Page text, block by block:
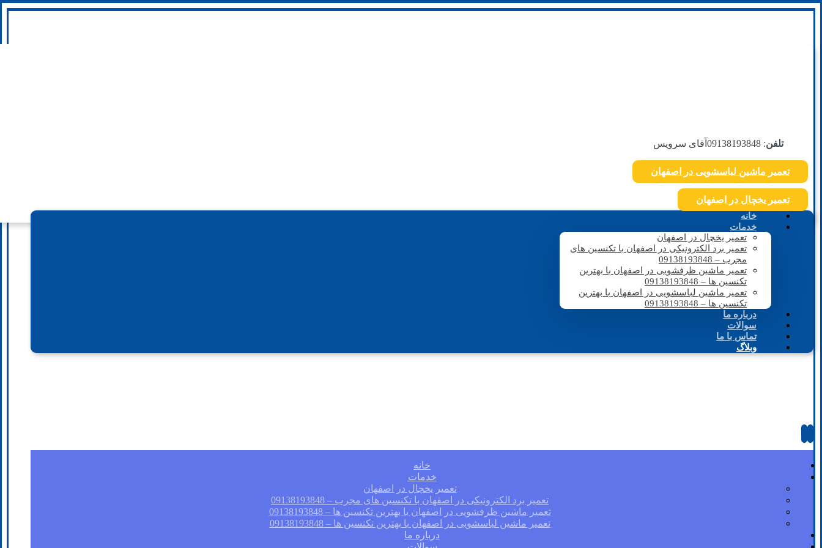
تلفن: 09138193848 آقای سرویس
تعمیر ماشین لباسشویی در اصفهان
تعمیر یخچال در اصفهان
خانه
خدمات
تعمیر یخچال در اصفهان
تعمیر برد الکترونیکی در اصفهان با تکنسین های
مجرب – 09138193848
تعمیر ماشین ظرفشویی در اصفهان با بهترین
تکنسین ها – 09138193848
تعمیر ماشین لباسشویی در اصفهان با بهترین
تکنسین ها – 09138193848
درباره ما
سوالات
تماس با ما
وبلاگ
خانه
خدمات
تعمیر یخچال در اصفهان
تعمیر برد الکترونیکی در اصفهان با تکنسین های مجرب – 09138193848
تعمیر ماشین ظرفشویی در اصفهان با بهترین تکنسین ها – 09138193848
تعمیر ماشین لباسشویی در اصفهان با بهترین تکنسین ها – 09138193848
درباره ما